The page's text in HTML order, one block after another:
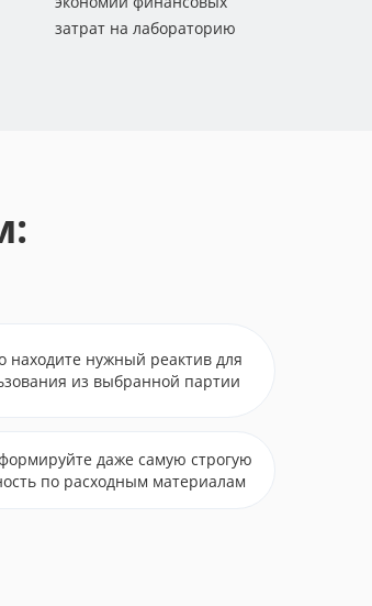
затрат на лабораторию
находите нужный реактив для
из выбранной партии
даже самую строгую
по расходным материалам